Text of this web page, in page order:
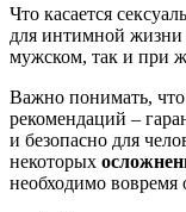
Что касается
для интимной жизни
мужском, так и при
Важно понимать,
рекомендаций –
и безопасно для
некоторых
необходимо вовремя